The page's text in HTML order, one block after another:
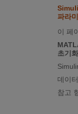
파라
이 페
초기
데이
참고